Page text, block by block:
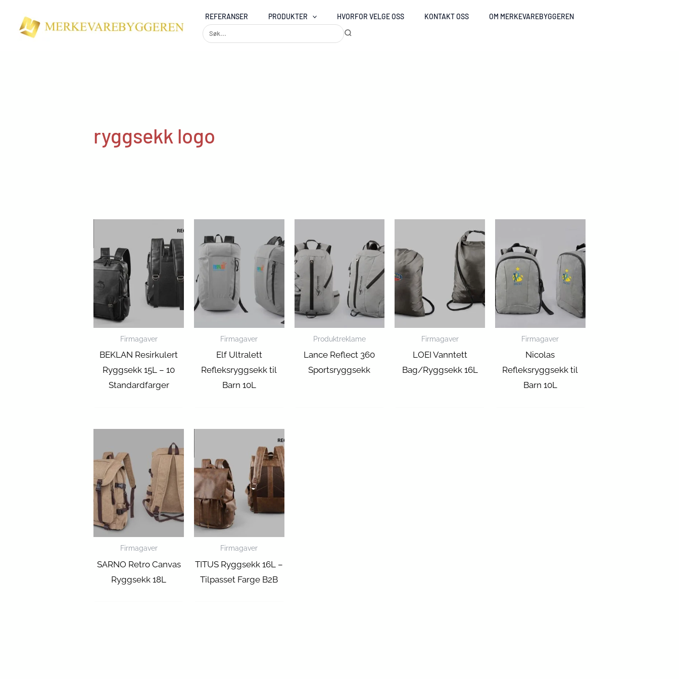
content
REFERANSER PRODUKTER HVORFOR VELGE OSS KONTAKT OSS OM MERKEVAREBYGGEREN
ryggsekk logo
Firmagaver
BEKLAN Resirkulert
Ryggsekk 15L – 10
Standardfarger
Firmagaver
Elf Ultralett
Refleksryggsekk til
Barn 10L
Produktreklame
Lance Reflect 360
Sportsryggsekk
Firmagaver
LOEI Vanntett
Bag/Ryggsekk 16L
Firmagaver
Nicolas
Refleksryggsekk til
Barn 10L
Firmagaver
SARNO Retro Canvas
Ryggsekk 18L
Firmagaver
TITUS Ryggsekk 16L –
Tilpasset Farge B2B